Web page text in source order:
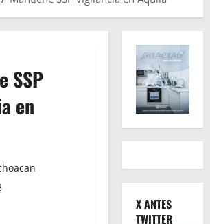
SSP
en
X ANTES
TWITTER